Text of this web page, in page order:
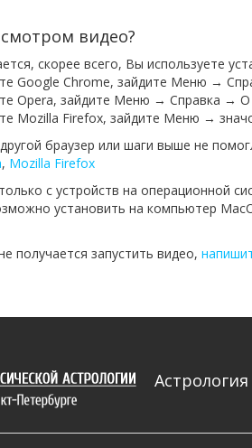
видео?
скорее всего, Вы используете
Google Chrome, зайдите Меню →
Opera, зайдите Меню → Справка →
Mozilla Firefox, зайдите Меню →
браузер или шаги выше не
, Mozilla Firefox
с устройств на операционной
установить на компьютер
получается запустить видео,